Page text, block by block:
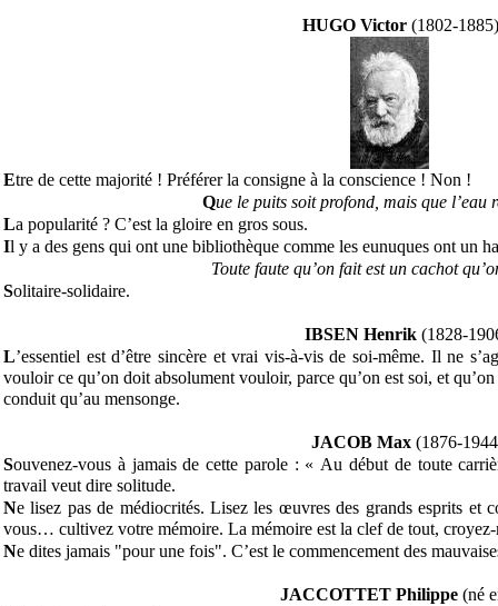
HUGO Victor (1802-1885)
Etre de cette majorité ! Préférer la consigne à la conscience ! Non !
Que le puits soit profond, mais que l’eau
La popularité ? C’est la gloire en gros sous.
Il y a des gens qui ont une bibliothèque comme les eunuques ont un
Toute faute qu’on fait est un cachot
Solitaire-solidaire.
IBSEN Henrik (1828-
L’essentiel est d’être sincère et vrai vis-à-vis de soi-même. Il ne
vouloir ce qu’on doit absolument vouloir, parce qu’on est soi, et
conduit qu’au mensonge.
JACOB Max(1876-
Souvenez-vous à jamais de cette parole : « Au début de toute
travail veut dire solitude.
Ne lisez pas de médiocrités. Lisez les œuvres des grands esprits et
vous… cultivez votre mémoire. La mémoire est la clef de tout,
Ne dites jamais "pour une fois". C’est le commencement des
JACCOTTET Philippe (né